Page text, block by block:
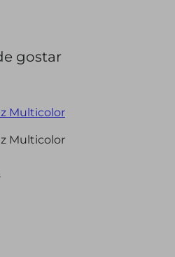
gostar
Multicolor